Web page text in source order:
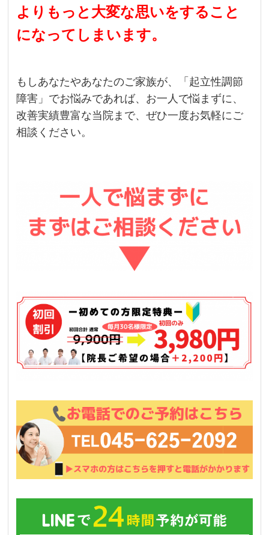
よりもっと大変な思いをすること
になってしまいます。
もしあなたやあなたのご家族が、「起立性調節
障害」でお悩みであれば、お一人で悩まずに、
改善実績豊富な当院まで、ぜひ一度お気軽にご
相談ください。